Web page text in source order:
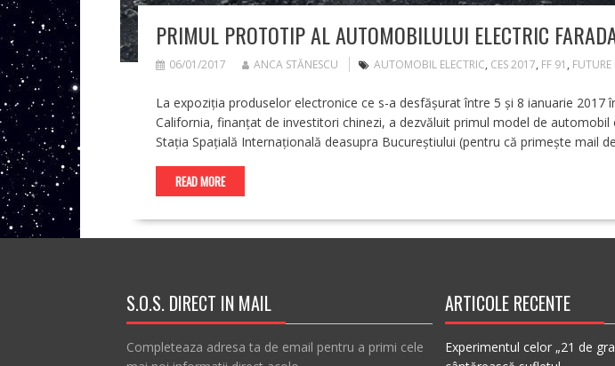
PRIMUL PROTOTIP AL AUTOMOBILULUI ELECTRIC
06/01/2017 ANCA STĂNESCU AUTOMOBIL ELECTRIC, CES 2017, FF 91 ,
La expoziția produselor electronice ce s-a desfășurat între 5 și 8 ianuarie 2017
California, finanțat de investitori chinezi, a dezvăluit primul model de
Stația Spațială Internațională deasupra Bucureștiului (pentru că primește mail
READ MORE
S.O.S. DIRECT IN MAIL
Completeaza adresa ta de email pentru a primi cele
ARTICOLE RECENTE
Experimentul celor „21 de